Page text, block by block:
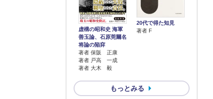
虚構の昭和史 海軍
善玉論、石原莞爾名
将論の陥穽
著者 保阪 正康
著者 戸高 一成
著者 大木 毅
20代で得た知見
著者 F
もっとみる